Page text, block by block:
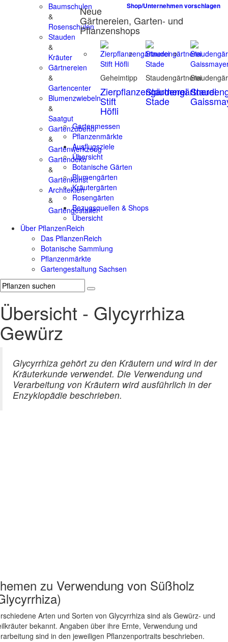
Baumschulen
&
Rosenschulen
Stauden
&
Kräuter
Gärtnereien
&
Gartencenter
Blumenzwiebeln
&
Saatgut
Gartenzubehör
&
Gartenwerkzeug
Gartendeko
&
Gartenkunst
Architekten
&
Gartengestalter
Shop/Unternehmen vorschlagen
Neue
Gärtnereien, Garten- und
Pflanzenshops
Geheimtipp
Zierpflanzengärtnerei
Stift
Höfli
Staudengärtnerei
Staudengärtnerei
Stade
Gartenmessen
Pflanzenmärkte
Ausflugsziele
Übersicht
Botanische Gärten
Blumengärten
Kräutergärten
Rosengärten
Bezugsquellen & Shops
Übersicht
Über PflanzenReich
Das PflanzenReich
Botanische Sammlung
Pflanzenmärkte
Gartengestaltung Sachsen
Übersicht - Glycyrrhiza
Gewürz
Glycyrrhiza gehört zu den Kräutern und wird in der
Kräuterkunde verwendet. Die Verwendung und
Verarbeitung von Kräutern wird ausführlich in der
Enzyklopädie beschrieben.
zu Verwendung von Süßholz
Arten und Sorten von Glycyrrhiza sind als Gewürz- und
bekannt. Angaben über ihre Ernte, Verwendung und
sind in den jeweiligen Pflanzenportraits beschrieben.